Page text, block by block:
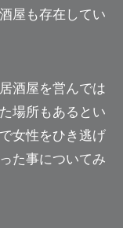
屋も存在してい
酒屋を営んでは
場所もあるとい
女性をひき逃げ
た事についてみ